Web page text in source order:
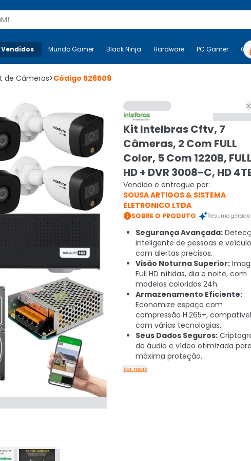
Mais-v- Mundo Gamer Black Ninja Hardware PC
Mundo Gamer Black Ninja Hardware PC Gamer
de Câmeras>Código 526509
Kit Intelbras Cftv, 7
Câmeras, 2 Com FULL
Color, 5 Com 1220B, FULL
HD + DVR 3008-C, HD
Vendido e entregue por:
SOUSA ARTIGOS & SISTEMA
ELETRONICO LTDA
SOBRE O PRODUTO Resumo
Segurança Avançada:
inteligente de pessoas e
com alertas precisos.
Visão Noturna Superior:
Full HD nítidas, dia e noite, com
modelos coloridos 24h.
Armazenamento Eficiente:
Economize espaço com
compressão H.265+, compatível
com várias tecnologias.
Seus Dados Seguros:
de áudio e vídeo otimizada para
máxima proteção.
Ver mais